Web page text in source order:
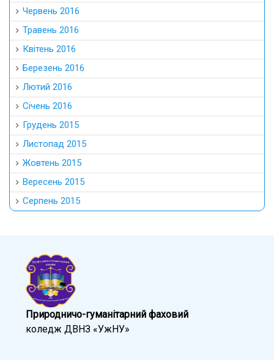
Червень 2016
Травень 2016
Квітень 2016
Березень 2016
Лютий 2016
Січень 2016
Грудень 2015
Листопад 2015
Жовтень 2015
Вересень 2015
Серпень 2015
Природничо-гуманітарний фаховий
коледж ДВНЗ «УжНУ»